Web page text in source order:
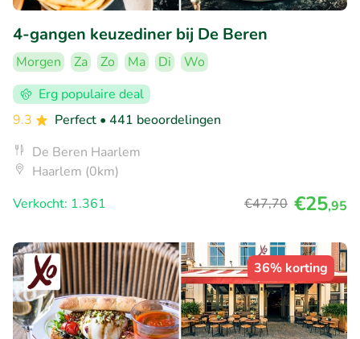
4-gangen keuzediner bij De Beren
Morgen Za Zo Ma Di
Wo
Erg populaire deal
9.3
Perfect • 441 beoordelingen
De Beren Haarlem
Haarlem (0km)
Verkocht: 1.361
€47,70 €25,95
36% korting